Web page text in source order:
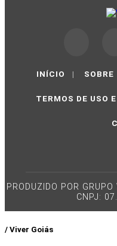
INÍCIO | SOBRE
TERMOS DE USO
PRODUZIDO POR
CNPJ:
/ Viver Goiás